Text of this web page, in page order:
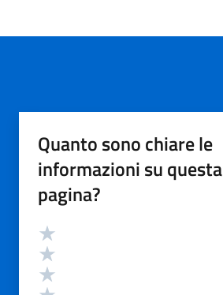
Quanto sono chiare le
informazioni su questa
pagina?
Valutazione